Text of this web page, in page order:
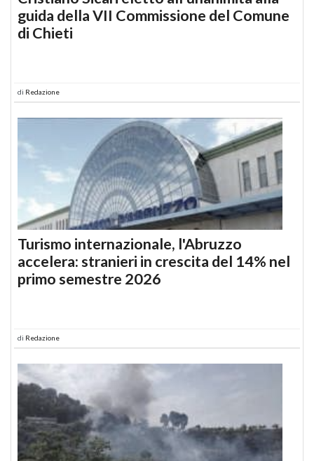
guida della VII Commissione del Comune
di Chieti
di Redazione
Turismo internazionale, l'Abruzzo
accelera: stranieri in crescita del 14% nel
primo semestre 2026
di Redazione